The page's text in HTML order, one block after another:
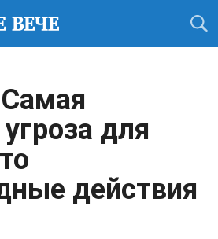
для
действия